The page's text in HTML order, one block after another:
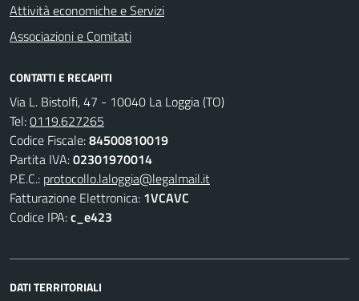
Attività economiche e Servizi
Associazioni e Comitati
CONTATTI E RECAPITI
Via L. Bistolfi, 47 - 10040 La Loggia (TO)
Tel:0119.627265
Codice Fiscale:84500810019
Partita IVA:02301970014
P.E.C.: protocollo.laloggia@legalmail.it
Fatturazione Elettronica: 1VCAVC
Codice IPA:c_e423
DATI TERRITORIALI